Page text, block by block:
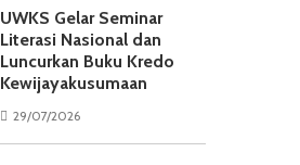
UWKS Gelar Seminar
Literasi Nasional dan
Luncurkan Buku Kredo
Kewijayakusumaan
29/07/2026